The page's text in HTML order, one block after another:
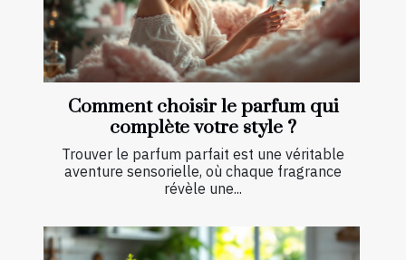
Comment choisir le parfum qui
complète votre style ?
Trouver le parfum parfait est une véritable
aventure sensorielle, où chaque fragrance
révèle une...